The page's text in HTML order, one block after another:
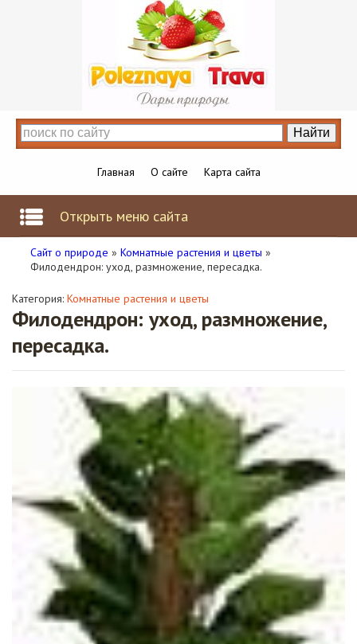
Главная О сайте Карта сайта
Открыть меню сайта
Сайт о природе » Комнатные растения и цветы »
Филодендрон: уход, размножение, пересадка.
Категория: Комнатные растения и цветы
Филодендрон: уход, размножение,
пересадка.